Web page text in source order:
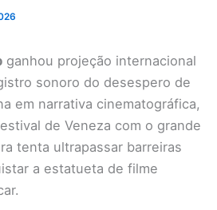
ganhou projeção internacional
sonoro do desespero de
em narrativa cinematográfica,
de Veneza com o grande
tenta ultrapassar barreiras
a estatueta de filme